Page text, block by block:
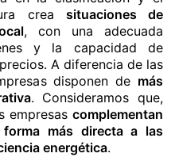
crea situaciones de
, con una adecuada
y la capacidad de
A diferencia de las
disponen de más
. Consideramos que,
empresas complementan
más directa a las
energética.